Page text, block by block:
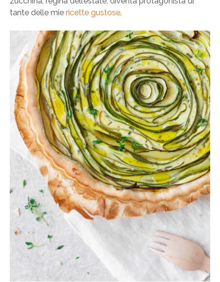
tante delle mie ricette gustose.